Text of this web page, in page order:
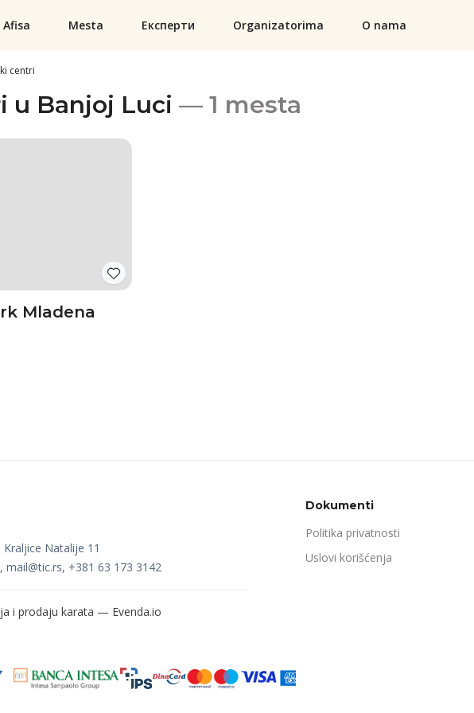
Afisa Mesta Експерти Organizatorima O nama
centri
u Banjoj Luci — 1 mesta
Mladena
Natalije 11
mail@tic.rs, +381 63 173 3142
i prodaju karata — Evenda.io
Dokumenti
Politika privatnosti
Uslovi korišćenja